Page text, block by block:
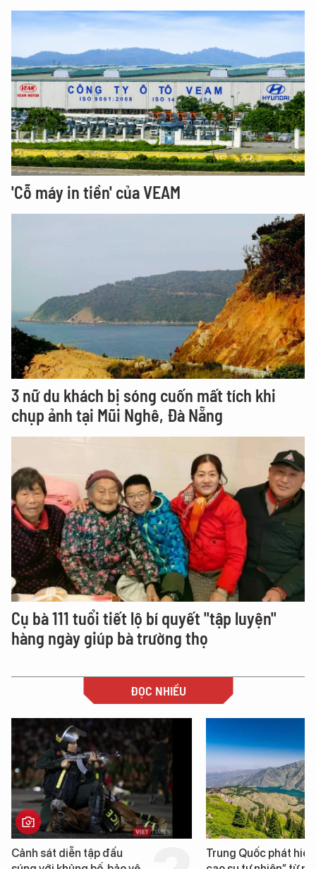
'Cỗ máy in tiền' của VEAM
3 nữ du khách bị sóng cuốn mất tích khi
chụp ảnh tại Mũi Nghê, Đà Nẵng
Cụ bà 111 tuổi tiết lộ bí quyết "tập luyện"
hàng ngày giúp bà trường thọ
ĐỌC NHIỀU
Cảnh sát diễn tập đấu
Trung Quốc phát hiện